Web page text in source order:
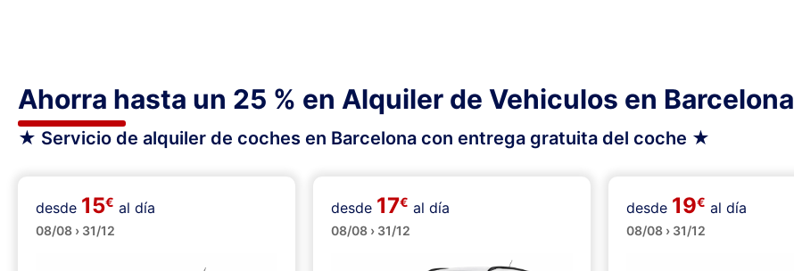
Ahorra hasta un 25 % en Alquiler de Vehiculos en Barcelona
★ Servicio de alquiler de coches en Barcelona con entrega gratuita del coche ★
Pequeños
desde 15€ al día
08/08 › 31/12 Pequeños
desde 17€ al día
08/08 › 31/12 Medianos
desde 19€ al día
08/08 › 31/12